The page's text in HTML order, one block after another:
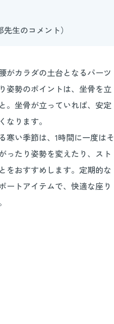
生のコメント）
がカラダの土台となるパーツ
姿勢のポイントは、坐骨を立
。坐骨が立っていれば、安定
なります。
寒い季節は、1時間に一度はそ
ったり姿勢を変えたり、スト
をおすすめします。定期的な
ートアイテムで、快適な座り